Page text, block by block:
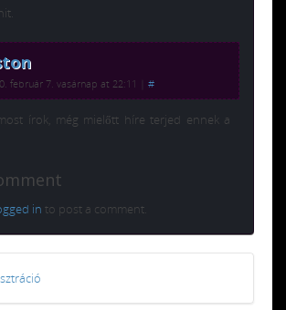
február 7. vasárnap at 22:11 #
írok, még mielőtt híre terjed ennek a
in to post a comment.